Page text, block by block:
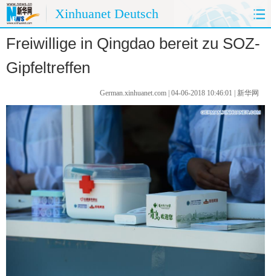
Xinhuanet Deutsch
HOME CHINA HEUTE
CHINA&DEUTSCHLAND
MEINUNG REISE
SPRACHKURS
FOTOS UMWELTSCHUTZ
KÜCHE
Freiwillige in Qingdao bereit zu SOZ-
Gipfeltreffen
German.xinhuanet.com | 04-06-2018 10:46:01 | 新华网